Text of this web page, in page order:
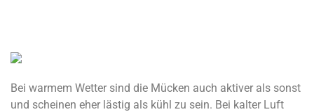
Bei warmem Wetter sind die Mücken auch aktiver als sonst
und scheinen eher lästig als kühl zu sein. Bei kalter Luft